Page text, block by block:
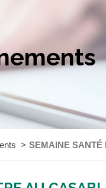
SEMAINE SANTÉ